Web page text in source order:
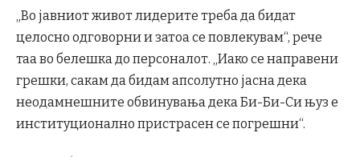
„Во јавниот живот лидерите треба да бидат
целосно одговорни и затоа се повлекувам“, рече
таа во белешка до персоналот. „Иако се направени
грешки, сакам да бидам апсолутно јасна дека
неодамнешните обвинувања дека Би-Би-Си њуз е
институционално пристрасен се погрешни“.